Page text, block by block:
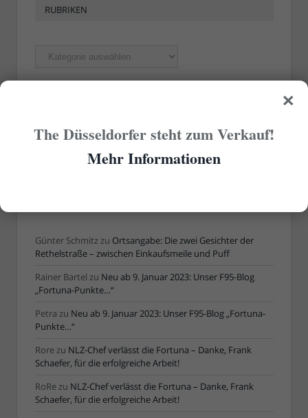
RUBRIKEN
Rubriken
Günter Schmitzzu Ortsangabe: Die zwei Gesichter der
Rethelstraße – zwischen Einkaufsmeile und Puff
Rainer Bartel zu Neu ab 9. Januar 2023: Unser F95-Blog
„Fortuna-Punkte…“
Petra zu Neu ab 9. Januar 2023: Unser F95-Blog „Fortuna-
Punkte…“
Rorezu NLZ-Chef verlässt die Fortuna – Danke, Frank
Schaefer, für die erfolgreiche Arbeit!
RoRezu NLZ-Chef verlässt die Fortuna – Danke, Frank
Schaefer, für die erfolgreiche Arbeit!
×
The Düsseldorfer steht zum Verkauf!
Mehr Informationen